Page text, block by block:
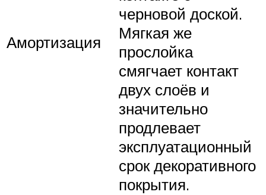
Амортизация
черновой доской.
Мягкая же
прослойка
смягчает контакт
двух слоёв и
значительно
продлевает
эксплуатационный
срок декоративного
покрытия.